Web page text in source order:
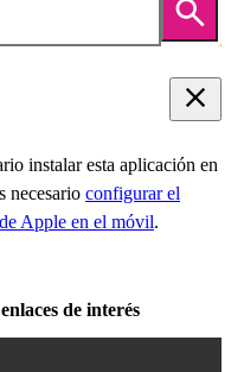
instalar esta aplicación en
necesario configurar el
Apple en el móvil.
de interés